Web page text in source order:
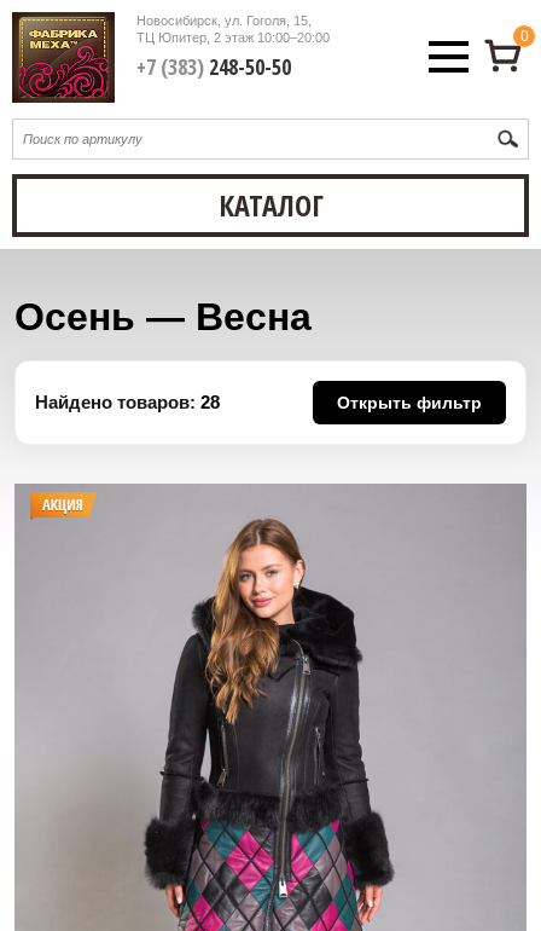
Новосибирск, ул. Гоголя, 15,
ТЦ Юпитер, 2 этаж10:00–20:00
+7 (383)248-50-50
0
КАТАЛОГ
Осень — Весна
Найдено товаров: 28 Открыть фильтр